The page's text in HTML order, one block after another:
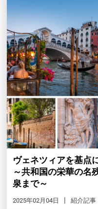
ヴェネツィアを基点
～共和国の栄華の名
泉まで～
2025年02月04日 紹介記事